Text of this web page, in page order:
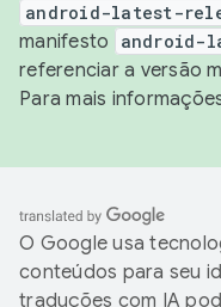
android-latest-
manifesto
android-
referenciar a versão
Para mais
O Google usa
conteúdos para seu
traduções com IA